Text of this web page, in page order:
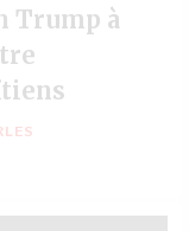
Trump à